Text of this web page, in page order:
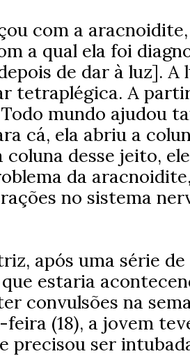
com a
a qual ela foi
de dar à luz]. A
tetraplégica. A
mundo ajudou
cá, ela abriu a
desse jeito,
da
no sistema
após uma série
estaria
convulsões na
(18), a jovem
precisou ser